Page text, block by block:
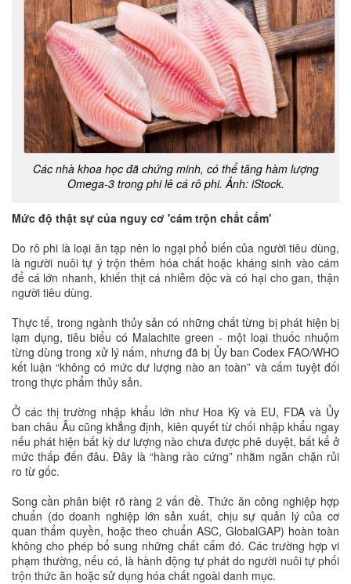
Các nhà khoa học đã chứng minh, có thể tăng hàm lượng
Omega-3 trong phi lê cá rô phi. Ảnh: iStock.
Mức độ thật sự của nguy cơ 'cám trộn chất cấm'
Do rô phi là loại ăn tạp nên lo ngại phổ biến của người tiêu dùng,
là người nuôi tự ý trộn thêm hóa chất hoặc kháng sinh vào cám
để cá lớn nhanh, khiến thịt cá nhiễm độc và có hại cho gan, thận
người tiêu dùng.
Thực tế, trong ngành thủy sản có những chất từng bị phát hiện bị
lạm dụng, tiêu biểu có Malachite green - một loại thuốc nhuộm
từng dùng trong xử lý nấm, nhưng đã bị Ủy ban Codex FAO/WHO
kết luận “không có mức dư lượng nào an toàn” và cấm tuyệt đối
trong thực phẩm thủy sản.
Ở các thị trường nhập khẩu lớn như Hoa Kỳ và EU, FDA và Ủy
ban châu Âu cũng khẳng định, kiên quyết từ chối nhập khẩu ngay
nếu phát hiện bất kỳ dư lượng nào chưa được phê duyệt, bất kể ở
mức thấp đến đâu. Đây là “hàng rào cứng” nhằm ngăn chặn rủi
ro từ gốc.
Song cần phân biệt rõ ràng 2 vấn đề. Thức ăn công nghiệp hợp
chuẩn (do doanh nghiệp lớn sản xuất, chịu sự quản lý của cơ
quan thẩm quyền, hoặc theo chuẩn ASC, GlobalGAP) hoàn toàn
không cho phép bổ sung những chất cấm đó. Các trường hợp vi
phạm thường, nếu có, là hành động tự phát do người nuôi tự phối
trộn thức ăn hoặc sử dụng hóa chất ngoài danh mục.